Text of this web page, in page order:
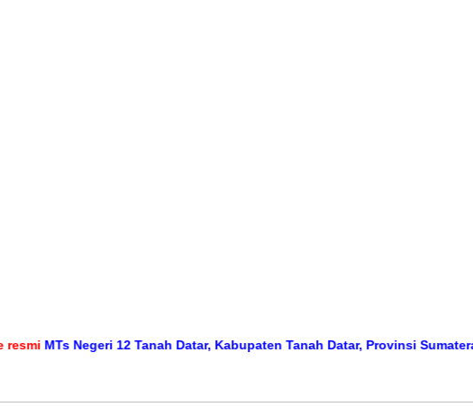
MTs Negeri 12 Tanah Datar, Kabupaten Tanah Datar, Provinsi Sumatera Barat